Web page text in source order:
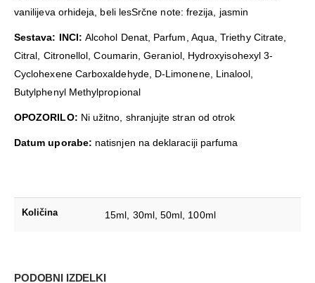
vanilijeva orhideja, beli lesSrčne note: frezija, jasmin
Sestava: INCI: Alcohol Denat, Parfum, Aqua, Triethy Citrate,
Citral, Citronellol, Coumarin, Geraniol, Hydroxyisohexyl 3-
Cyclohexene Carboxaldehyde, D-Limonene, Linalool,
Butylphenyl Methylpropional
OPOZORILO: Ni užitno, shranjujte stran od otrok
Datum uporabe: natisnjen na deklaraciji parfuma
Količina 15ml 30ml, 50ml 100ml
PODOBNI IZDELKI